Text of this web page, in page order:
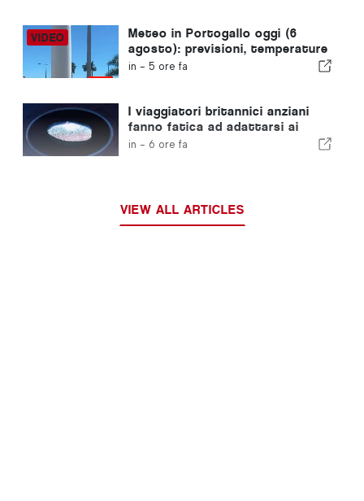
Meteo in Portogallo oggi (6
agosto): previsioni, temperature
e cosa aspettarsi
in - 5 ore fa
I viaggiatori britannici anziani
fanno fatica ad adattarsi ai
nuovi controlli delle impronte
in - 6 ore fa
VIEW ALL ARTICLES